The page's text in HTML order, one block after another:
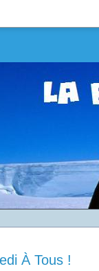
À Tous !